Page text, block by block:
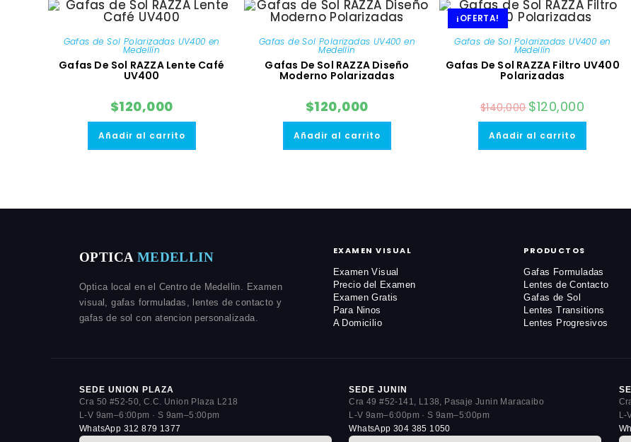
Gafas de Sol Polarizadas UV400 en
Medellín
Gafas De Sol RAZZA Lente Café
UV400
$120,000
Añadir al carrito
Gafas de Sol Polarizadas UV400 en
Medellín
Gafas De Sol RAZZA Diseño
Moderno Polarizadas
$120,000
Añadir al carrito
¡OFERTA!
Gafas de Sol Polarizadas UV400 en
Medellín
Gafas De Sol RAZZA Filtro UV400
Polarizadas
$140,000 El
precio
original
era:
$120,000
actual
Añadir al carrito
OPTICA MEDELLIN
Optica local en el Centro de Medellin. Examen
visual, gafas formuladas, lentes de contacto y
gafas de sol con atencion personalizada.
EXAMEN VISUAL
Examen Visual
Precio del Examen
Examen Gratis
Para Ninos
A Domicilio
PRODUCTOS
Gafas Formuladas
Lentes de Contacto
Gafas de Sol
Lentes Transitions
Lentes Progresivos
SEDE UNION PLAZA
Cra 50 #52-50, C.C. Union Plaza L218
L-V 9am–6:00pm · S 9am–5:00pm
WhatsApp 312 879 1377
SEDE JUNIN
Cra 49 #52-141, L138, Pasaje Junin Maracaibo
L-V 9am–6:00pm · S 9am–5:00pm
WhatsApp 304 385 1050
L-